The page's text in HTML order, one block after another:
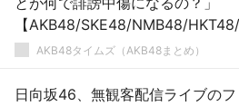
【AKB48/SKE48/NMB48/
8】AKB48タイムズ（AKB48まとめ）
日向坂46、無観客配信ライブのフ